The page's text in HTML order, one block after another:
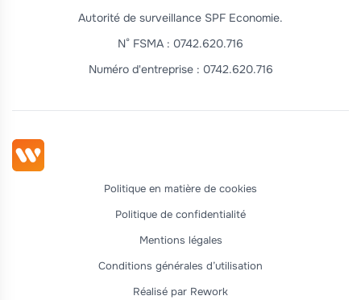
Autorité de surveillance SPF Economie.
N° FSMA : 0742.620.716
Numéro d'entreprise : 0742.620.716
Politique en matière de cookies
Politique de confidentialité
Mentions légales
Conditions générales d’utilisation
Réalisé par Rework